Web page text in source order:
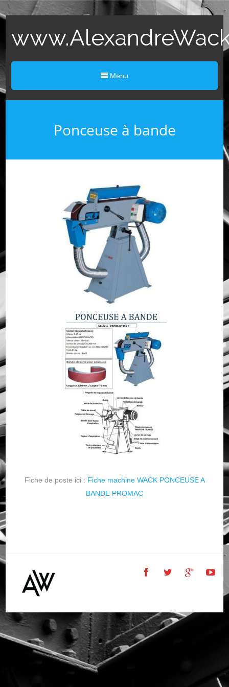
Menu
Ponceuse à bande
Fiche de poste ici : Fiche machine WACK PONCEUSE A
BANDE PROMAC